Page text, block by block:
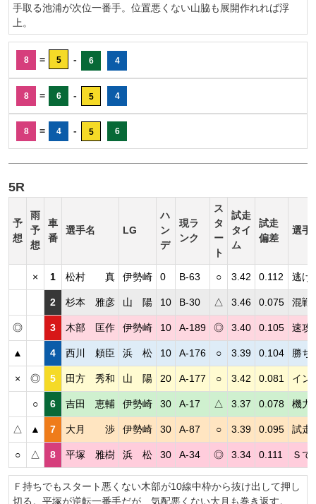
手取る池浦が次位一番手。位置悪くない山脇も展開作れれば浮
上。
8 = 5 - 6 4
8 = 6 - 5 4
8 = 4 - 5 6
5R
予
想
雨
予
想
車
番
選手名 LG
ハ
ン
デ
現ラ
ンク
ス
タ
ー
ト
試走
タイ
ム
試走
偏差
選手
× 1 松村 真 伊勢崎 0 B-63 ○ 3.42 0.112 逃げ
2 杉本 雅彦 山 陽 10 B-30 △ 3.46 0.075 混戦
◎ 3 木部 匡作 伊勢崎 10 A-189 ◎ 3.40 0.105 速攻
▲ 4 西川 頼臣 浜 松 10 A-176 ○ 3.39 0.104 勝ち
× ◎ 5 田方 秀和 山 陽 20 A-177 ○ 3.42 0.081 イン
○ 6 吉田 恵輔 伊勢崎 30 A-17 △ 3.37 0.078 機力
△ ▲ 7 大月 渉 伊勢崎 30 A-87 ○ 3.39 0.095 試走
○ △ 8 平塚 雅樹 浜 松 30 A-34 ◎ 3.34 0.111 Ｓで
Ｆ持ちでもスタート悪くない木部が10線中枠から抜け出して押し
切る。平塚が逆転一番手だが、気配悪くない大月も巻き返す。